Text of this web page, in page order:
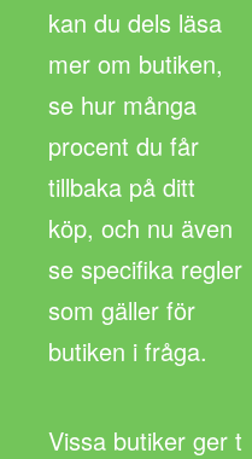
kan du dels läsa
mer om butiken,
se hur många
procent du får
tillbaka på ditt
köp, och nu även
se specifika regler
som gäller för
butiken i fråga.
Vissa butiker ger t